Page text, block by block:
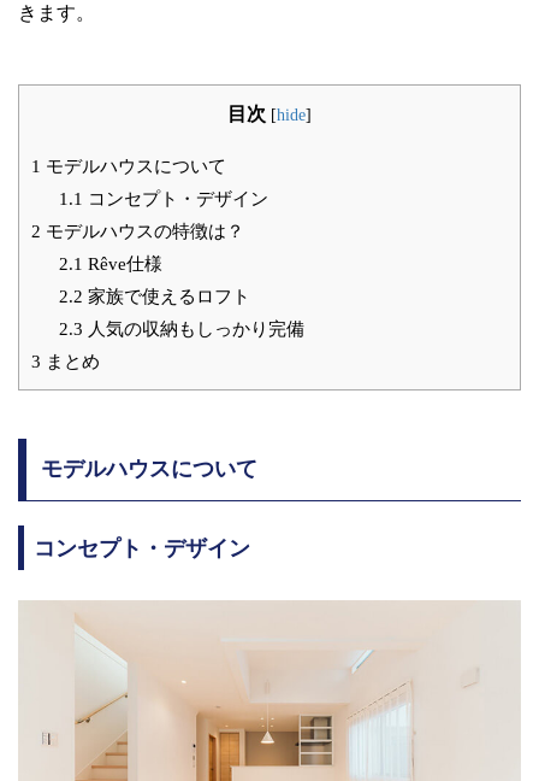
きます。
目次 [hide]
1 モデルハウスについて
1.1 コンセプト・デザイン
2 モデルハウスの特徴は？
2.1 Rêve仕様
2.2 家族で使えるロフト
2.3 人気の収納もしっかり完備
3 まとめ
モデルハウスについて
コンセプト・デザイン